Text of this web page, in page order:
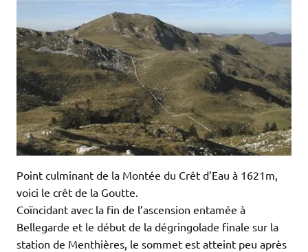
Point culminant de la Montée du Crêt d’Eau à 1621m,
voici le crêt de la Goutte.
Coïncidant avec la fin de l’ascension entamée à
Bellegarde et le début de la dégringolade finale sur la
station de Menthières, le sommet est atteint peu après